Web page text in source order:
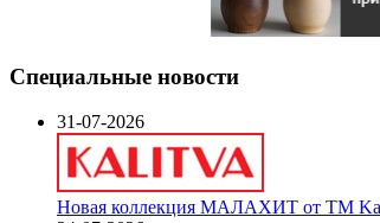
Специальные новости
31-07-2026
Новая коллекция МАЛАХИТ от ТМ